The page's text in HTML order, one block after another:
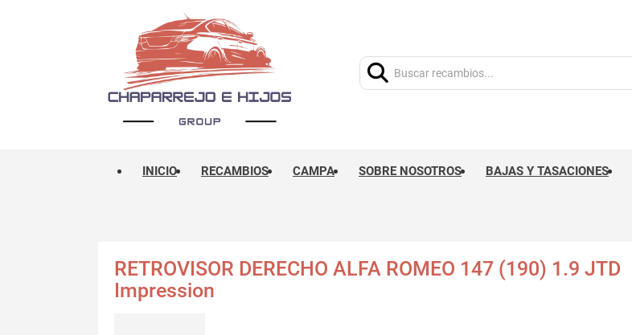
INICIO RECAMBIOS CAMPA SOBRE NOSOTROS BAJAS Y TASACIONES
RETROVISOR DERECHO ALFA ROMEO 147 (190) 1.9 JTD
Impression